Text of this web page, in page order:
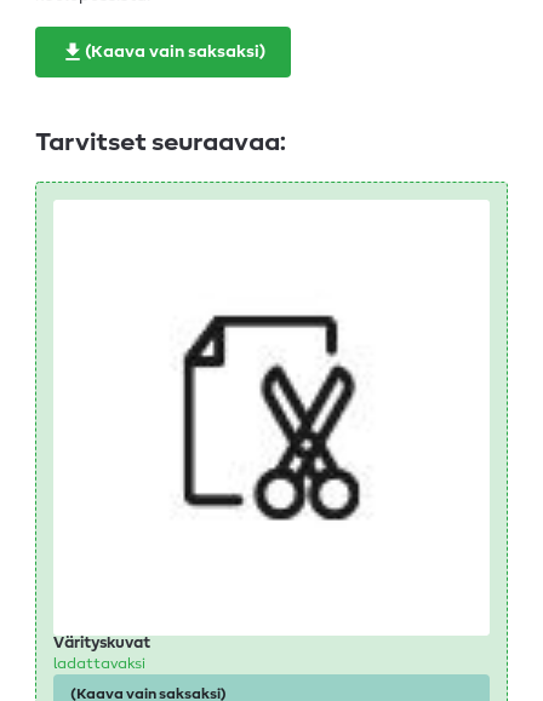
(Kaava vain saksaksi)
Tarvitset seuraavaa:
Värityskuvat
ladattavaksi
(Kaava vain saksaksi)